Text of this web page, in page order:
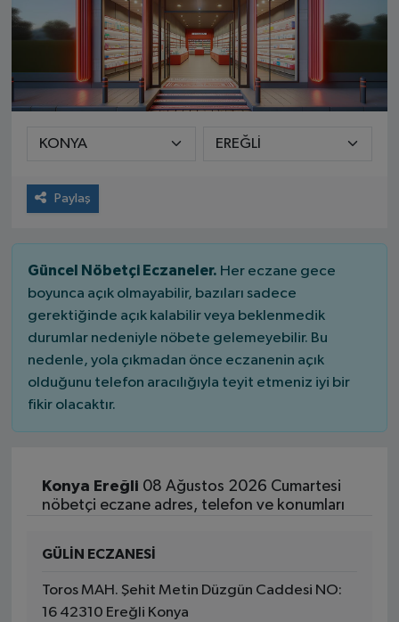
Paylaş
Güncel Nöbetçi Eczaneler. Her eczane gece
boyunca açık olmayabilir, bazıları sadece
gerektiğinde açık kalabilir veya beklenmedik
durumlar nedeniyle nöbete gelemeyebilir. Bu
nedenle, yola çıkmadan önce eczanenin açık
olduğunu telefon aracılığıyla teyit etmeniz iyi bir
fikir olacaktır.
Konya Ereğli 08 Ağustos 2026 Cumartesi
nöbetçi eczane adres, telefon ve konumları
GÜLİN ECZANESİ
Toros MAH. Şehit Metin Düzgün Caddesi NO:
16 42310 Ereğli Konya